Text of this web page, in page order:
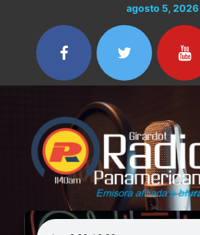
contenido
agosto 5, 2026